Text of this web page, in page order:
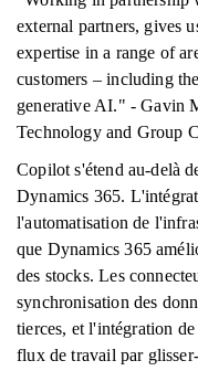
external partners, gives
expertise in a range of
customers – including
generative AI." - Gavin
Technology and Group
Copilot s'étend au-delà
Dynamics 365.
l'automatisation de
que Dynamics 365
des stocks. Les
synchronisation des
tierces, et l'intégration
flux de travail par